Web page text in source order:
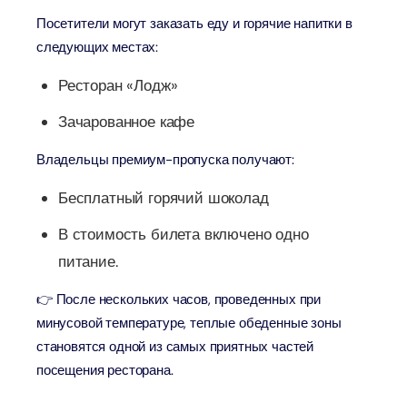
Посетители могут заказать еду и горячие напитки в
следующих местах:
Ресторан «Лодж»
Зачарованное кафе
Владельцы премиум-пропуска получают:
Бесплатный горячий шоколад
В стоимость билета включено одно
питание.
👉 После нескольких часов, проведенных при
минусовой температуре, теплые обеденные зоны
становятся одной из самых приятных частей
посещения ресторана.